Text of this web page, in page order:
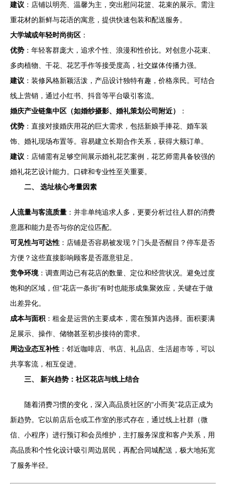
建议 ：店铺以明亮、温馨为主，突出慰问花篮、花束的展示。需注
重花材的新鲜与花语的寓意，提供快速包装和配送服务。
大学城或年轻时尚街区 ：
优势 ：年轻客群庞大，追求个性、浪漫和性价比。对创意小花束、
多肉植物、干花、花艺手作等接受度高，社交媒体传播力强。
建议 ：装修风格新颖活泼，产品设计独特有趣，价格亲民。可结合
线上营销，通过小红书、抖音等平台吸引客流。
婚庆产业链集中区（如婚纱摄影、婚礼策划公司附近）
：
优势 ：直接对接婚庆用花的巨大需求，包括新娘手捧花、婚车装
饰、婚礼现场布置等。容易建立长期合作关系，获得大额订单。
建议 ：店铺需有足够空间展示婚礼花艺案例，花艺师需具备较强的
婚礼花艺设计能力。口碑和专业性至关重要。
二、 选址核心考量因素
人流量与客流质量 ：并非单纯追求人多，更要分析过往人群的消费
意愿和能力是否与你的定位匹配。
可见性与可达性 ：店铺是否容易被发现？门头是否醒目？停车是否
方便？这些直接影响顾客是否愿意驻足。
竞争环境：调查周边已有花店的数量、定位和经营状况。避免过度
饱和的区域，但“花店一条街”有时也能形成集聚效应，关键在于做
出差异化。
成本与面积 ：租金是运营的主要成本，需在预算内选择。面积要满
足展示、操作、储物甚至初步接待的需求。
周边业态互补性 ：邻近咖啡店、书店、礼品店、生活超市等，可以
共享客流，相互促进。
三、 新兴趋势：社区花店与线上结合
随着消费习惯的变化，深入高品质社区的“小而美”花店正成为
新趋势。它以前店后仓或工作室的形式存在，通过线上社群（微
信、小程序）进行预订和会员维护，主打服务深度和客户关系，用
高品质和个性化设计吸引周边居民，再配合同城配送，极大地拓宽
了服务半径。